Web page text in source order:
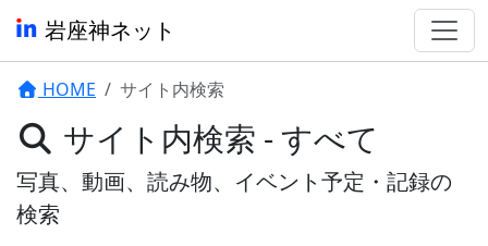
岩座神ネット
HOME サイト内検索
サイト内検索 - すべて
写真、動画、読み物、イベント予定・記録の
検索